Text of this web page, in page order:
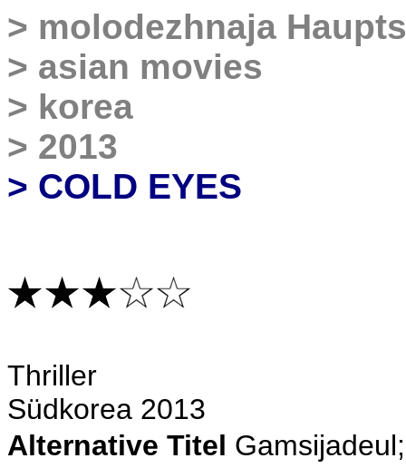
> molodezhnaja
> asian movies
> korea
> 2013
> COLD EYES
Thriller
Südkorea 2013
Alternative Titel